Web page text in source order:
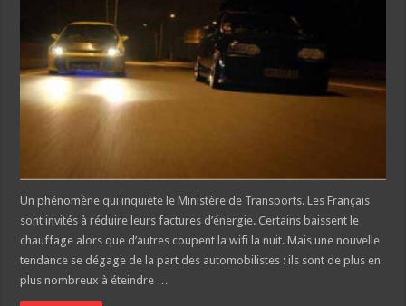
Un phénomène qui inquiète le Ministère de Transports. Les Français
sont invités à réduire leurs factures d’énergie. Certains baissent le
chauffage alors que d’autres coupent la wifi la nuit. Mais une nouvelle
tendance se dégage de la part des automobilistes : ils sont de plus en
plus nombreux à éteindre …